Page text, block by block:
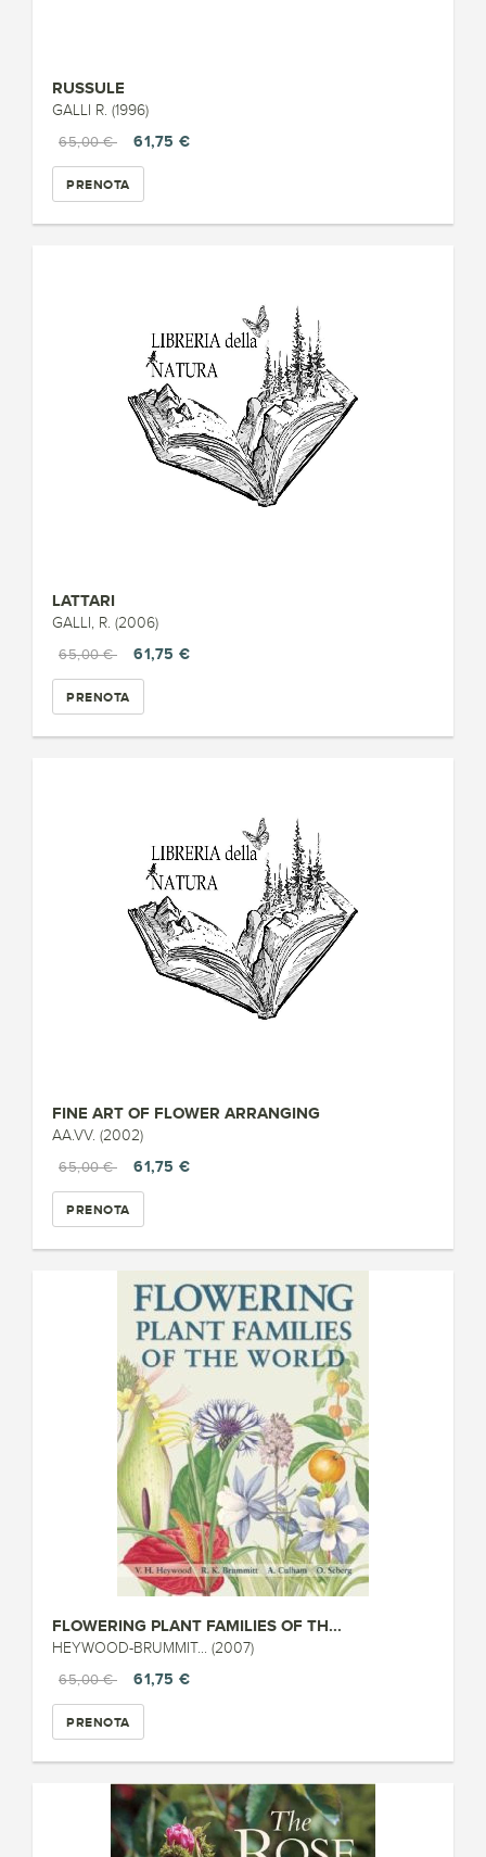
RUSSULE
GALLI R. (1996)
65,00 €
61,75 €
PRENOTA
LATTARI
GALLI, R. (2006)
65,00 €
61,75 €
PRENOTA
FINE ART OF FLOWER ARRANGING
AA.VV. (2002)
65,00 €
61,75 €
PRENOTA
FLOWERING PLANT FAMILIES OF TH...
HEYWOOD-BRUMMIT... (2007)
65,00 €
61,75 €
PRENOTA